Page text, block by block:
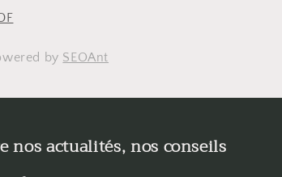
by SEOAnt
nos actualités, nos conseils